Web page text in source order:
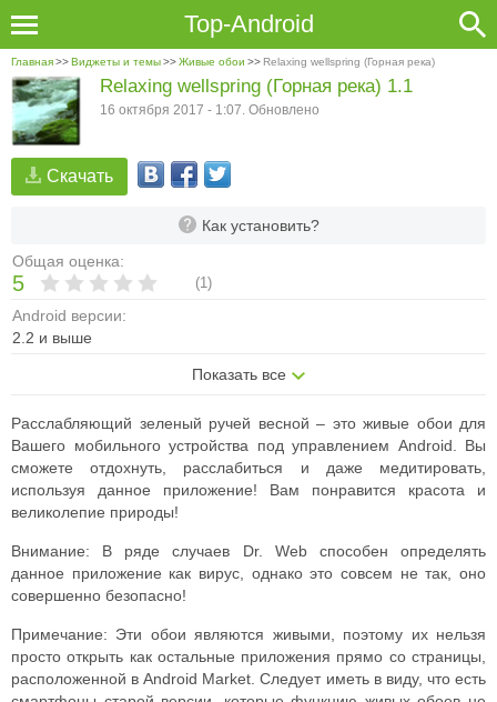
Top-Android
Главная>>Виджеты и темы>>Живые обои >> Relaxing wellspring (Горная река)
Скачать
Как установить?
Общая оценка:
5 (1)
Android версии:
2.2 и выше
Показать все
Relaxing wellspring (Горная река) 1.1
16 октября 2017 - 1:07. Обновлено
Расслабляющий зеленый ручей весной – это живые обои для
Вашего мобильного устройства под управлением Android. Вы
сможете отдохнуть, расслабиться и даже медитировать,
используя данное приложение! Вам понравится красота и
великолепие природы!
Внимание: В ряде случаев Dr. Web способен определять
данное приложение как вирус, однако это совсем не так, оно
совершенно безопасно!
Примечание: Эти обои являются живыми, поэтому их нельзя
просто открыть как остальные приложения прямо со страницы,
расположенной в Android Market. Следует иметь в виду, что есть